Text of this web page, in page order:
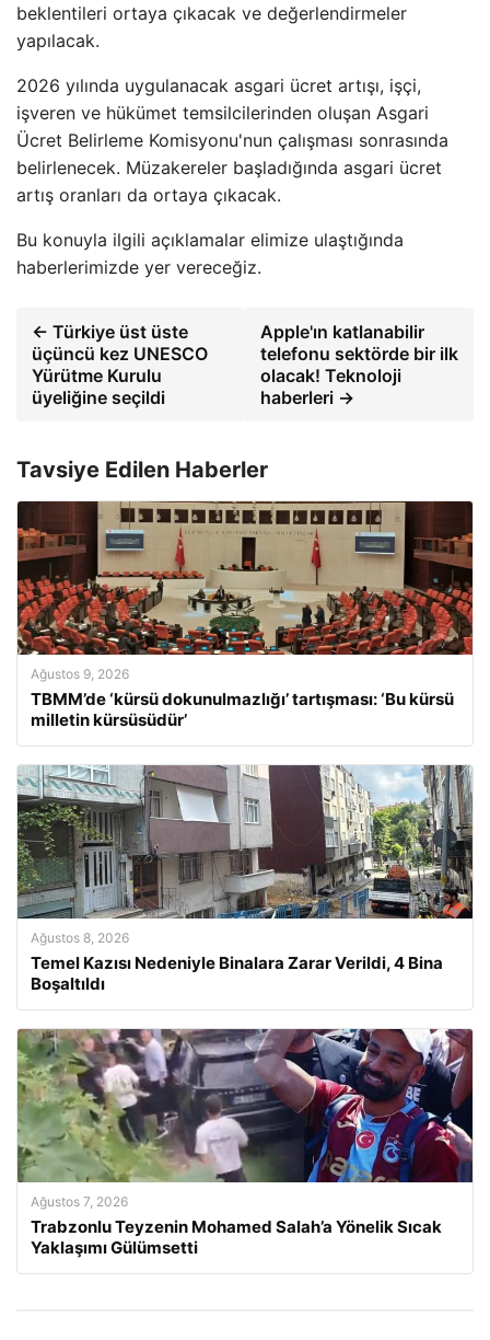
beklentileri ortaya çıkacak ve değerlendirmeler
yapılacak.
2026 yılında uygulanacak asgari ücret artışı, işçi,
işveren ve hükümet temsilcilerinden oluşan Asgari
Ücret Belirleme Komisyonu'nun çalışması sonrasında
belirlenecek. Müzakereler başladığında asgari ücret
artış oranları da ortaya çıkacak.
Bu konuyla ilgili açıklamalar elimize ulaştığında
haberlerimizde yer vereceğiz.
← Türkiye üst üste
üçüncü kez UNESCO
Yürütme Kurulu
üyeliğine seçildi
Apple'ın katlanabilir
telefonu sektörde bir ilk
olacak! Teknoloji
haberleri →
Tavsiye Edilen Haberler
Ağustos 9, 2026
TBMM’de ‘kürsü dokunulmazlığı’ tartışması: ‘Bu kürsü
milletin kürsüsüdür’
Ağustos 8, 2026
Temel Kazısı Nedeniyle Binalara Zarar Verildi, 4 Bina
Boşaltıldı
Ağustos 7, 2026
Trabzonlu Teyzenin Mohamed Salah’a Yönelik Sıcak
Yaklaşımı Gülümsetti